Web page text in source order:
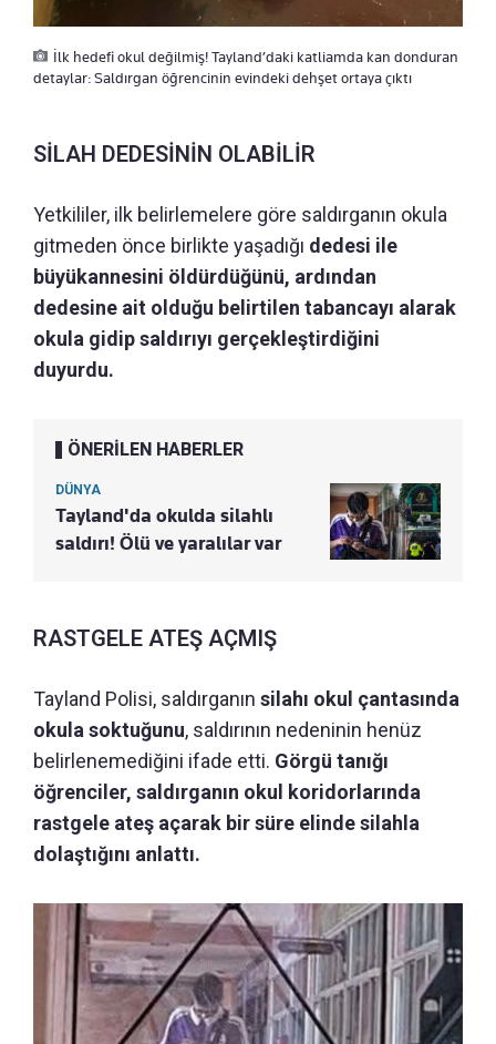
İlk hedefi okul değilmiş! Tayland’daki katliamda kan donduran
detaylar: Saldırgan öğrencinin evindeki dehşet ortaya çıktı
SİLAH DEDESİNİN OLABİLİR
Yetkililer, ilk belirlemelere göre saldırganın okula
gitmeden önce birlikte yaşadığı dedesi ile
büyükannesini öldürdüğünü, ardından
dedesine ait olduğu belirtilen tabancayı alarak
okula gidip saldırıyı gerçekleştirdiğini
duyurdu.
ÖNERİLEN HABERLER
DÜNYA
Tayland'da okulda silahlı
saldırı! Ölü ve yaralılar var
RASTGELE ATEŞ AÇMIŞ
Tayland Polisi, saldırganın silahı okul çantasında
okula soktuğunu, saldırının nedeninin henüz
belirlenemediğini ifade etti. Görgü tanığı
öğrenciler, saldırganın okul koridorlarında
rastgele ateş açarak bir süre elinde silahla
dolaştığını anlattı.